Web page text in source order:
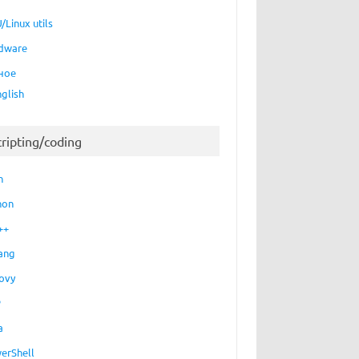
org.freedesktop.secrets)
--foreground --components=secrets
Linux utils
coding